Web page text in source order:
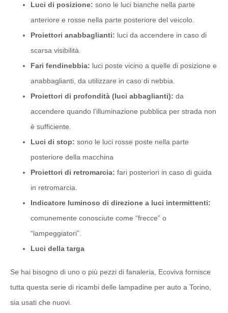
Luci di posizione: sono le luci bianche nella parte
anteriore e rosse nella parte posteriore del veicolo.
Proiettori anabbaglianti: luci da accendere in caso di
scarsa visibilità.
Fari fendinebbia: luci poste vicino a quelle di posizione e
anabbaglianti, da utilizzare in caso di nebbia.
Proiettori di profondità (luci abbaglianti): da
accendere quando l’illuminazione pubblica per strada non
è sufficiente.
Luci di stop: sono le luci rosse poste nella parte
posteriore della macchina
Proiettori di retromarcia: fari posteriori in caso di guida
in retromarcia.
Indicatore luminoso di direzione a luci intermittenti:
comunemente conosciute come “frecce” o
“lampeggiatori”.
Luci della targa
Se hai bisogno di uno o più pezzi di fanaleria, Ecoviva fornisce
tutta questa serie di ricambi delle lampadine per auto a Torino,
sia usati che nuovi.